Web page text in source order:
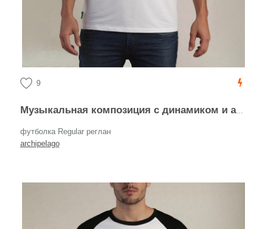
9
Музыкальная композиция с динамиком и аудиокабелями джек
футболка Regular реглан
archipelago